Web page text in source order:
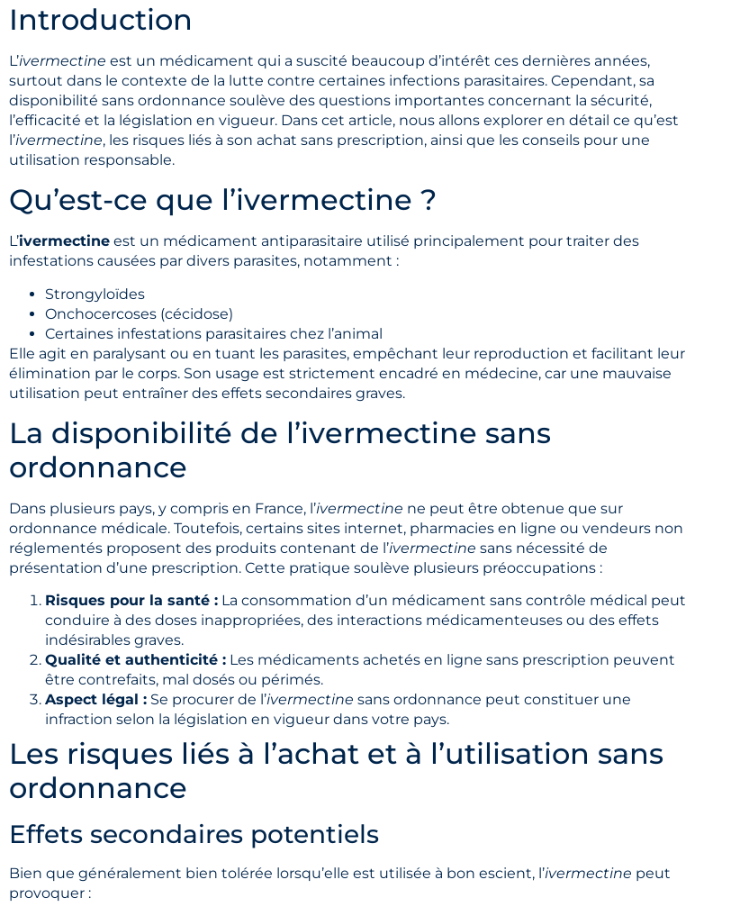
Introduction
L’ivermectine est un médicament qui a suscité beaucoup d’intérêt ces dernières années,
surtout dans le contexte de la lutte contre certaines infections parasitaires. Cependant, sa
disponibilité sans ordonnance soulève des questions importantes concernant la sécurité,
l’efficacité et la législation en vigueur. Dans cet article, nous allons explorer en détail ce qu’est
l’ivermectine, les risques liés à son achat sans prescription, ainsi que les conseils pour une
utilisation responsable.
Qu’est-ce que l’ivermectine ?
L’ivermectine est un médicament antiparasitaire utilisé principalement pour traiter des
infestations causées par divers parasites, notamment :
Strongyloïdes
Onchocercoses (cécidose)
Certaines infestations parasitaires chez l’animal
Elle agit en paralysant ou en tuant les parasites, empêchant leur reproduction et facilitant leur
élimination par le corps. Son usage est strictement encadré en médecine, car une mauvaise
utilisation peut entraîner des effets secondaires graves.
La disponibilité de l’ivermectine sans
ordonnance
Dans plusieurs pays, y compris en France, l’ivermectine ne peut être obtenue que sur
ordonnance médicale. Toutefois, certains sites internet, pharmacies en ligne ou vendeurs non
réglementés proposent des produits contenant de l’ivermectine sans nécessité de
présentation d’une prescription. Cette pratique soulève plusieurs préoccupations :
Risques pour la santé : La consommation d’un médicament sans contrôle médical peut
conduire à des doses inappropriées, des interactions médicamenteuses ou des effets
indésirables graves.
Qualité et authenticité : Les médicaments achetés en ligne sans prescription peuvent
être contrefaits, mal dosés ou périmés.
Aspect légal : Se procurer de l’ivermectine sans ordonnance peut constituer une
infraction selon la législation en vigueur dans votre pays.
Les risques liés à l’achat et à l’utilisation sans
ordonnance
Effets secondaires potentiels
Bien que généralement bien tolérée lorsqu’elle est utilisée à bon escient, l’ivermectine peut
provoquer :